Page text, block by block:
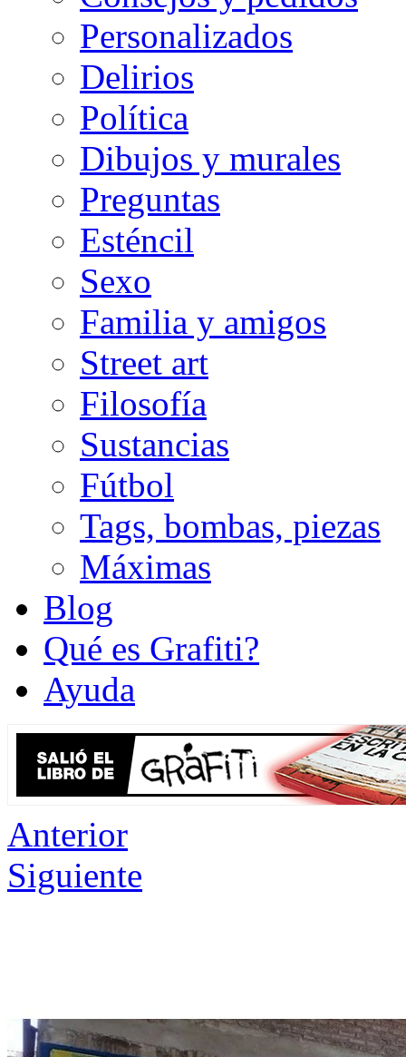
Personalizados
Delirios
Política
Dibujos y murales
Preguntas
Esténcil
Sexo
Familia y amigos
Street art
Filosofía
Sustancias
Fútbol
Tags, bombas, piezas
Máximas
Blog
Qué es Grafiti?
Ayuda
Anterior
Siguiente